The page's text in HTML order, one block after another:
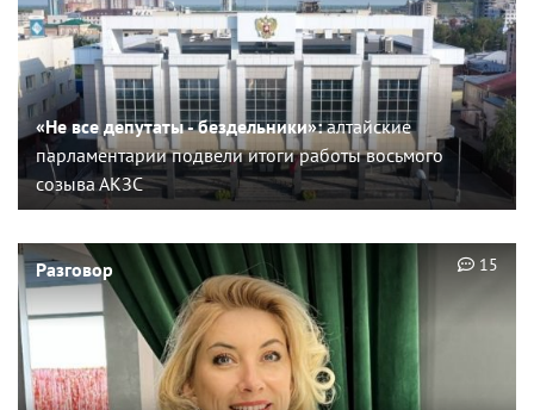
«Не все депутаты - бездельники»:алтайские
парламентарии подвели итоги работы восьмого
созыва АКЗС
Разговор 15